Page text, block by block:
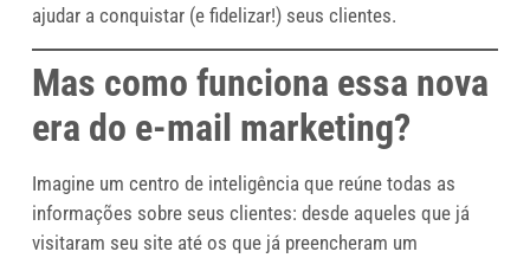
ajudar a conquistar (e fidelizar!) seus clientes.
Mas como funciona essa nova
era do e-mail marketing?
Imagine um centro de inteligência que reúne todas as
informações sobre seus clientes: desde aqueles que já
visitaram seu site até os que já preencheram um